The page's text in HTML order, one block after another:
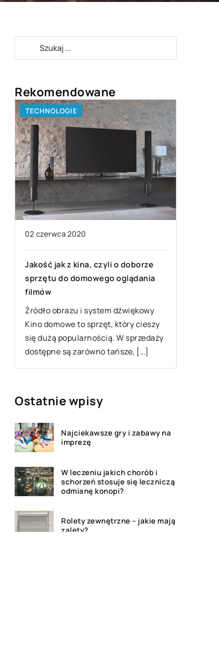
Rekomendowane
o doborze
oglądania
dźwiękowy
który cieszy
W sprzedaży
tańsze, […]
MIESZKANIE
09 czerwca 2019
meble do sypialni?
Sypialnia to jedno z
pomieszczeń w całym domu lub
kładziemy się zmęczeni spać […]
Ostatnie wpisy
Najciekawsze gry i zabawy na
imprezę
W leczeniu jakich chorób i
schorzeń stosuje się leczniczą
odmianę konopi?
Rolety zewnętrzne – jakie mają
zalety?